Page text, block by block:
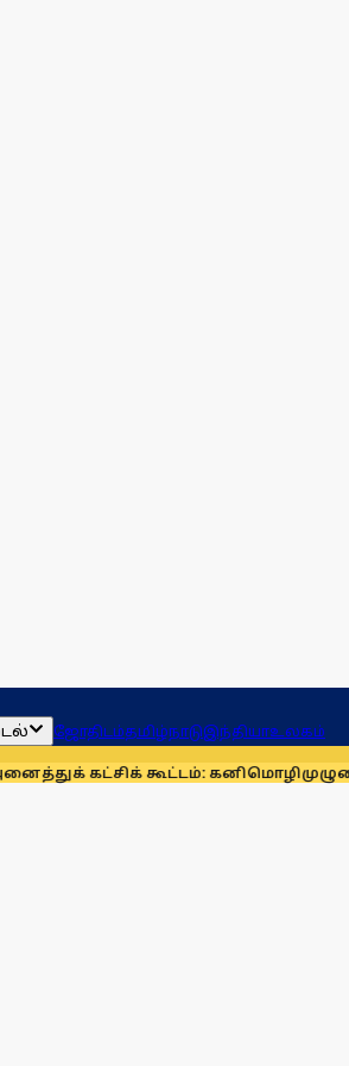
ஜோதிடம்தமிழ்நாடுஇந்தியாஉலகம்
கூட்டம்: கனிமொழிமுழுமையான